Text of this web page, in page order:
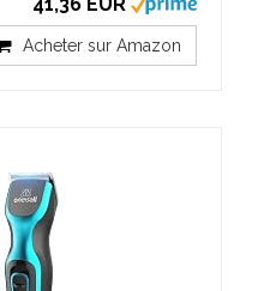
Acheter sur Amazon